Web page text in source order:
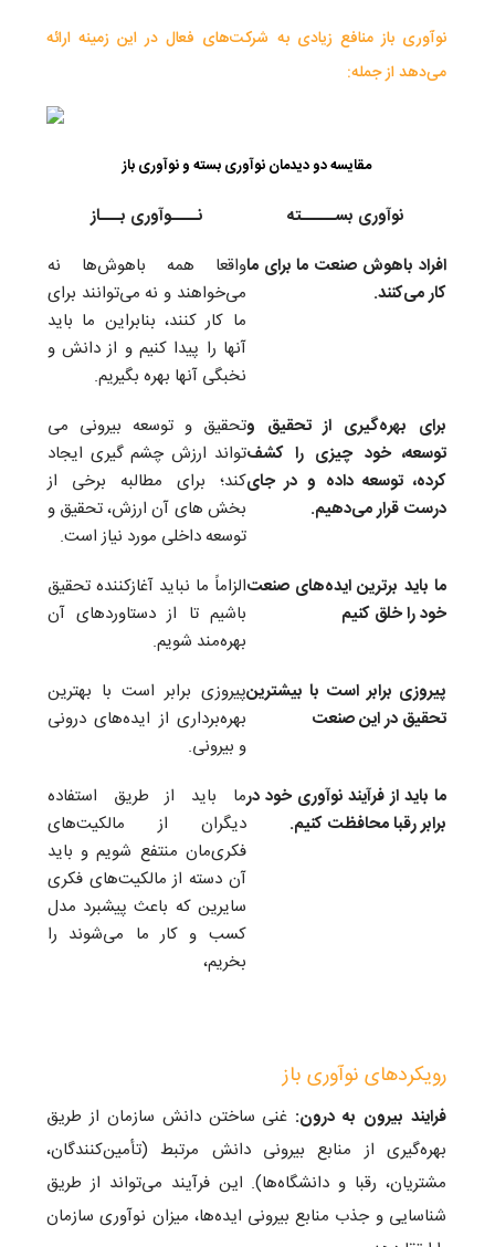
نوآوری باز منافع زیادی به شرکت‌های فعال در این زمینه ارائه
می‌دهد از جمله:
مقایسه دو دیدمان نوآوری بسته و نوآوری باز
نوآوری بســـــته
نــــوآوری بـــاز
افراد باهوش صنعت ما برای ما
کار می‌کنند.
واقعا همه باهوش‌ها نه
می‌خواهند و نه می‌توانند برای
ما کار کنند، بنابراین ما باید
آنها را پیدا کنیم و از دانش و
نخبگی آنها بهره بگیریم.
برای بهره‌گیری از تحقیق و
توسعه، خود چیزی را کشف
کرده، توسعه داده و در جای
درست قرار می‌دهیم.
تحقیق و توسعه بیرونی می
تواند ارزش چشم گیری ایجاد
کند؛ برای مطالبه برخی از
بخش های آن ارزش، تحقیق و
توسعه داخلی مورد نیاز است.
ما باید برترین ایده‌های صنعت
خود را خلق کنیم
الزاماً ما نباید آغازکننده تحقیق
باشیم تا از دستاوردهای آن
بهره‌مند شویم.
پیروزی برابر است با بیشترین
تحقیق در این صنعت
پیروزی برابر است با بهترین
بهره‌برداری از ایده‌های درونی
و بیرونی.
ما باید از فرآیند نوآوری خود در
برابر رقبا محافظت کنیم.
ما باید از طریق استفاده
دیگران از مالکیت‌های
فکری‌مان منتفع شویم و باید
آن دسته از مالکیت‌های فکری
سایرین که باعث پیشبرد مدل
کسب و کار ما می‌شوند را
بخریم،
رویکردهای نوآوری باز
فرايند بيرون به درون: غنی ساختن دانش سازمان از طريق
بهره‌گيری از منابع بيرونی دانش مرتبط (تأمين‌كنندگان،
مشتريان، رقبا و دانشگاه‌ها). اين فرآيند می‌تواند از طريق
شناسايی و جذب منابع بيرونی ايده‌ها، ميزان نوآوری سازمان